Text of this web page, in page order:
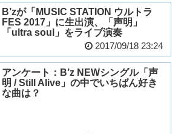
B’zが「MUSIC STATION ウルトラ
FES 2017」に生出演、「声明」
「ultra soul」をライブ演奏
2017/09/18 23:24
アンケート：B’z NEWシングル「声
明 / Still Alive」の中でいちばん好き
な曲は？